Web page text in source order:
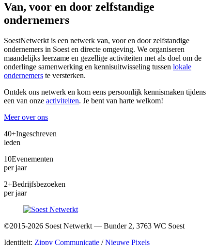
Van, voor en door zelfstandige
ondernemers
SoestNetwerkt is een netwerk van, voor en door zelfstandige
ondernemers in Soest en directe omgeving. We organiseren
maandelijks leerzame en gezellige activiteiten met als doel om de
onderlinge samenwerking en kennisuitwisseling tussen lokale
ondernemers te versterken.
Ontdek ons netwerk en kom eens persoonlijk kennismaken tijdens
een van onze activiteiten. Je bent van harte welkom!
Meer over ons
40+Ingeschreven
leden
10Evenementen
per jaar
2+Bedrijfsbezoeken
per jaar
©2015-2026 Soest Netwerkt — Bunder 2, 3763 WC Soest
Identiteit: Zippy Communicatie /Nieuwe Pixels